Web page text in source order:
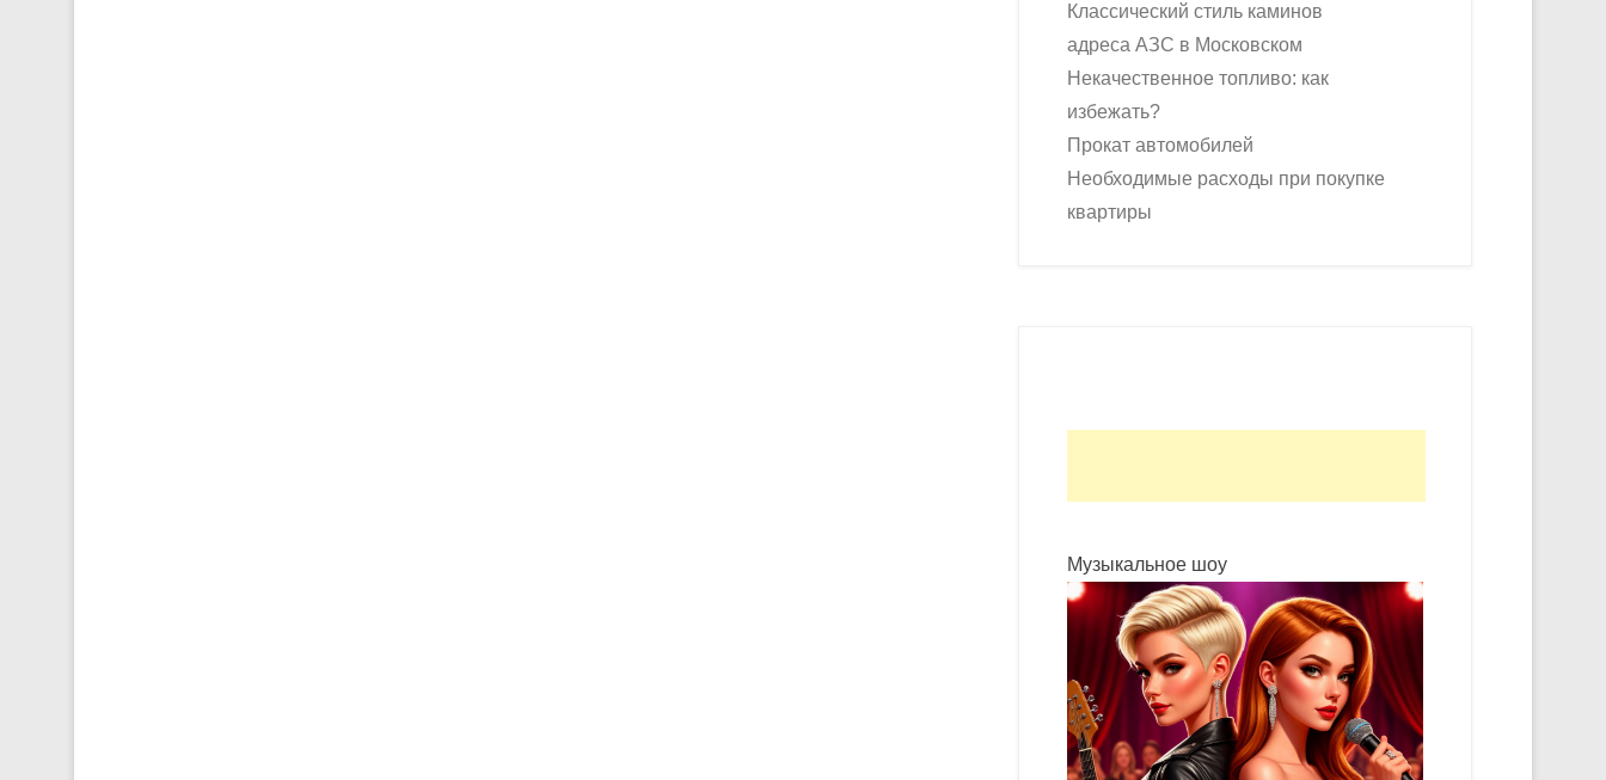
Классический стиль каминов
адреса АЗС в Московском
Некачественное топливо: как
избежать?
Прокат автомобилей
Необходимые расходы при покупке
квартиры
Музыкальное шоу